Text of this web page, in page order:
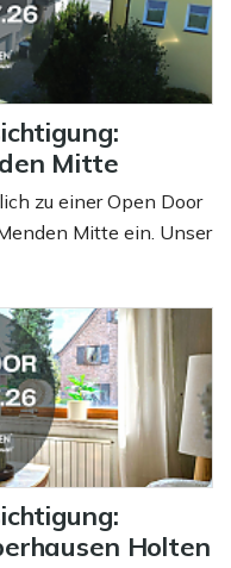
Mitte
zu einer Open Door
Mitte ein. Unser
Holten